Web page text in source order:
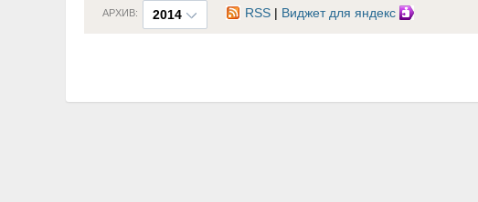
2014
АРХИВ: RSS | Виджет для яндекс